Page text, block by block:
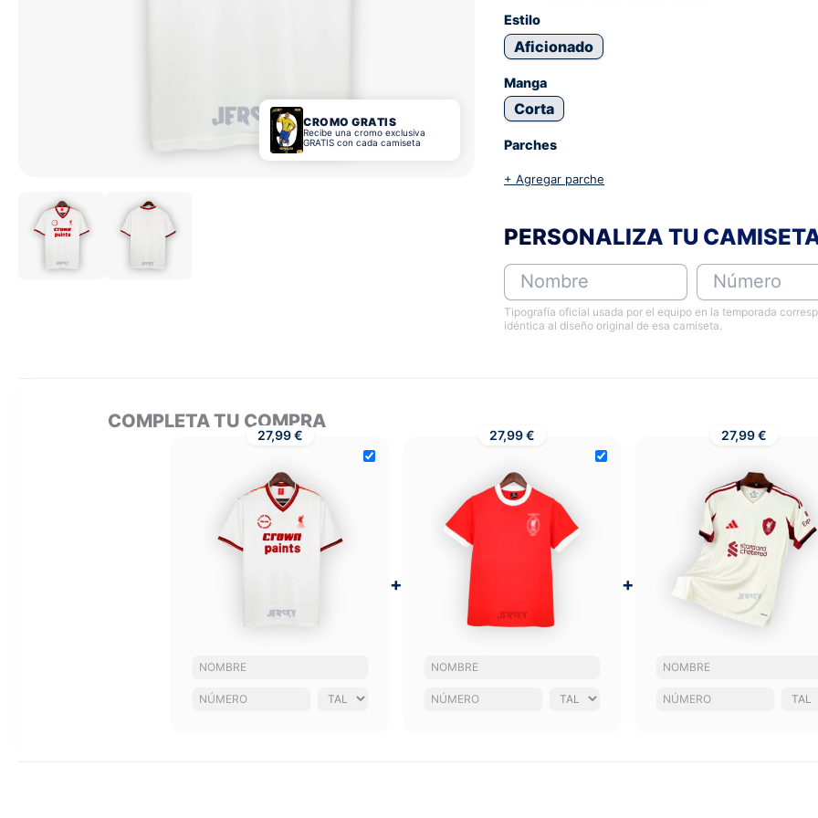
CROMO GRATIS
Recibe una cromo exclusiva
GRATIS con cada camiseta
Estilo
Aficionado
Manga
Corta
Parches
+ Agregar parche
PERSONALIZA TU
Nombre Número
Tipografía oficial usada por el equipo en la temporada
idéntica al diseño original de esa camiseta.
COMPLETA TU COMPRA
27,99 €
+
27,99 €
+
27,99 €